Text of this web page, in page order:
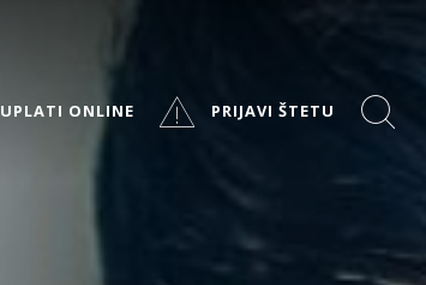
UPLATI ONLINE PRIJAVI ŠTETU